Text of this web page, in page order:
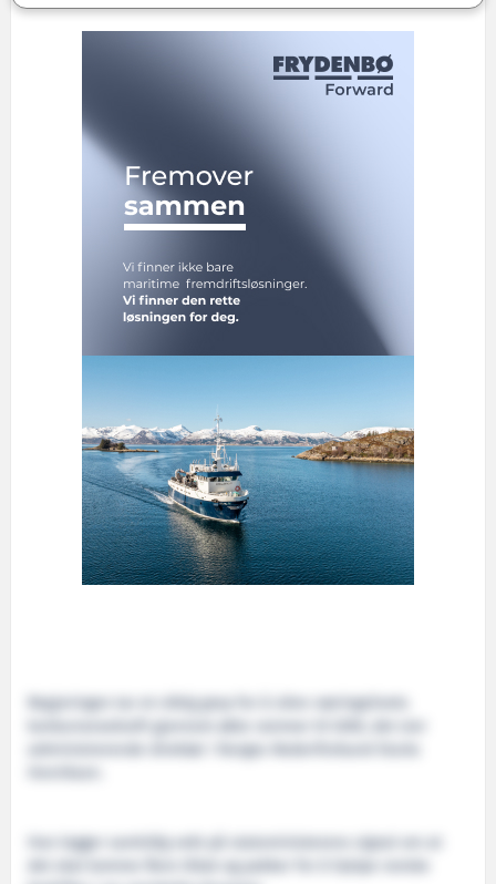
Regjeringen tar et viktig grep for å sikre næringslivets
konkurransekraft gjennom økte rammer til GIEK, det sier
administrerende direktør i Norges Rederiforbund Sturla
Han legger samtidig vekt på statsministerens signal om at
det skal komme flere tiltak og pakker for å hjelpe norske